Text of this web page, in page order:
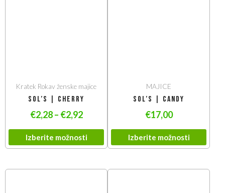
Kratek Rokav ženske majice
SOL’S | Cherry
€2,28– €2,92
Izberite možnosti
MAJICE
SOL’S | Candy
€17,00
Izberite možnosti